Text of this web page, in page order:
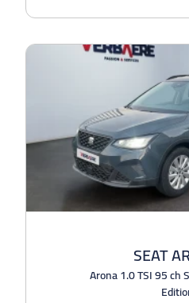
SEAT
Arona 1.0 TSI 95 ch